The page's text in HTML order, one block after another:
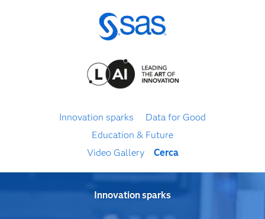
Innovation sparks
Data for Good
Education & Future
Video Gallery
Cerca
Innovation sparks